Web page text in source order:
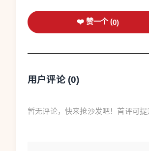
❤️ 赞一个 (0)
用户评论 (0)
暂无评论，快来抢沙发吧！首评可提